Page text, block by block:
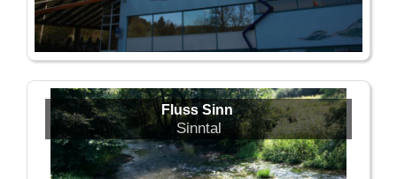
Fluss Sinn
Sinntal